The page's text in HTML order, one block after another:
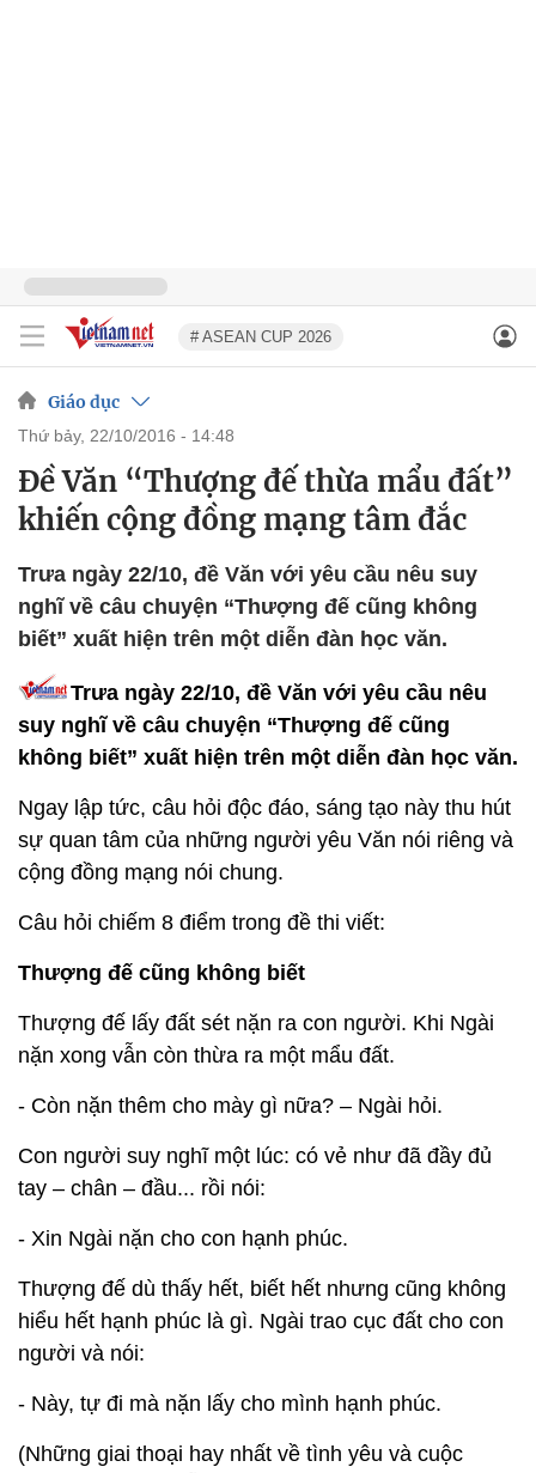
# ASEAN CUP 2026
Giáo dục
thứ bảy, 22/10/2016 - 14:48
Đề Văn “Thượng đế thừa mẩu đất”
khiến cộng đồng mạng tâm đắc
Trưa ngày 22/10, đề Văn với yêu cầu nêu suy
nghĩ về câu chuyện “Thượng đế cũng không
biết” xuất hiện trên một diễn đàn học văn.
Trưa ngày 22/10, đề Văn với yêu cầu nêu
suy nghĩ về câu chuyện “Thượng đế cũng
không biết” xuất hiện trên một diễn đàn học văn.
Ngay lập tức, câu hỏi độc đáo, sáng tạo này thu hút
sự quan tâm của những người yêu Văn nói riêng và
cộng đồng mạng nói chung.
Câu hỏi chiếm 8 điểm trong đề thi viết:
Thượng đế cũng không biết
Thượng đế lấy đất sét nặn ra con người. Khi Ngài
nặn xong vẫn còn thừa ra một mẩu đất.
- Còn nặn thêm cho mày gì nữa? – Ngài hỏi.
Con người suy nghĩ một lúc: có vẻ như đã đầy đủ
tay – chân – đầu... rồi nói:
- Xin Ngài nặn cho con hạnh phúc.
Thượng đế dù thấy hết, biết hết nhưng cũng không
hiểu hết hạnh phúc là gì. Ngài trao cục đất cho con
người và nói:
- Này, tự đi mà nặn lấy cho mình hạnh phúc.
(Những giai thoại hay nhất về tình yêu và cuộc